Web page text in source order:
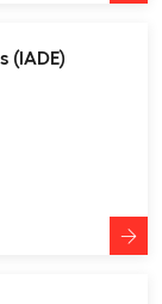
(IADE)